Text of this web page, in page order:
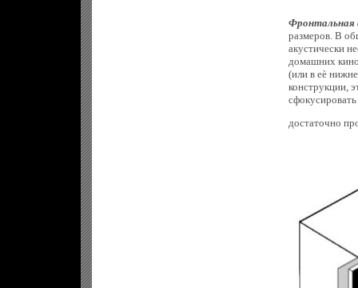
Фронтальная
размеров. В
акустически
домашних
(или в еѐ
конструкции,
достаточно